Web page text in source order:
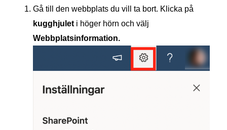
Gå till den webbplats du vill ta bort. Klicka på
kugghjuleti höger hörn och välj
Webbplatsinformation.